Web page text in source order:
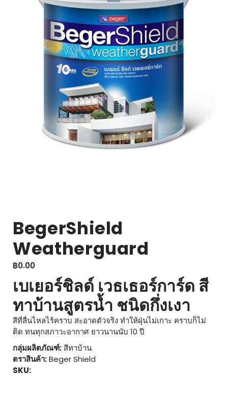
BegerShield
Weatherguard
฿0.00
เบเยอร์ชิลด์ เวธเธอร์การ์ด สี
ทาบ้านสูตรน้ำ ชนิดกึ่งเงา
สีที่ลื่นไหลไร้คราบ สะอาดตัวจริง ทำให้ฝุ่นไม่เกาะ คราบก็ไม่
ติด ทนทุกสภาวะอากาศ ยาวนานนับ 10 ปี
กลุ่มผลิตภัณฑ์: สีทาบ้าน
ตราสินค้า:Beger Shield
SKU: